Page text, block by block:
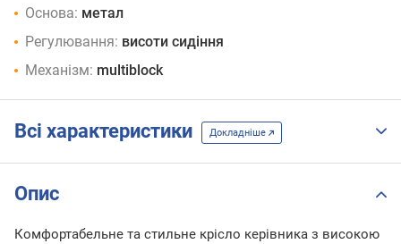
Основа: метал
Регулювання: висоти сидіння
Механізм: multiblock
Всі характеристики Докладніше
Опис
Комфортабельне та стильне крісло керівника з високою